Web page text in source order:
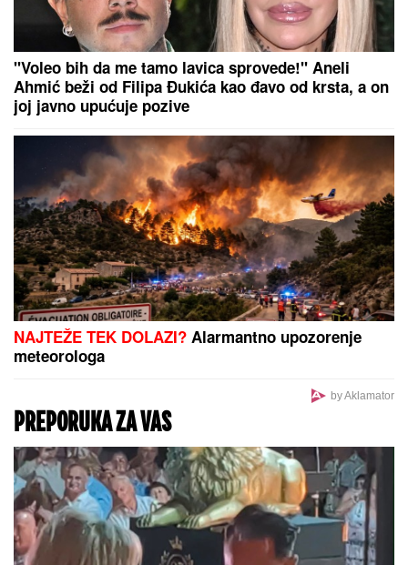
"Voleo bih da me tamo lavica sprovede!" Aneli
Ahmić beži od Filipa Đukića kao đavo od krsta, a on
joj javno upućuje pozive
NAJTEŽE TEK DOLAZI? Alarmantno upozorenje
meteorologa
by Aklamator
PREPORUKA ZA VAS